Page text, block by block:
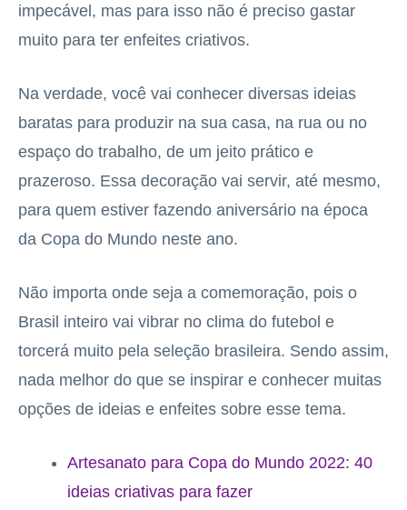
impecável, mas para isso não é preciso gastar
muito para ter enfeites criativos.
Na verdade, você vai conhecer diversas ideias
baratas para produzir na sua casa, na rua ou no
espaço do trabalho, de um jeito prático e
prazeroso. Essa decoração vai servir, até mesmo,
para quem estiver fazendo aniversário na época
da Copa do Mundo neste ano.
Não importa onde seja a comemoração, pois o
Brasil inteiro vai vibrar no clima do futebol e
torcerá muito pela seleção brasileira. Sendo assim,
nada melhor do que se inspirar e conhecer muitas
opções de ideias e enfeites sobre esse tema.
Artesanato para Copa do Mundo 2022: 40
ideias criativas para fazer